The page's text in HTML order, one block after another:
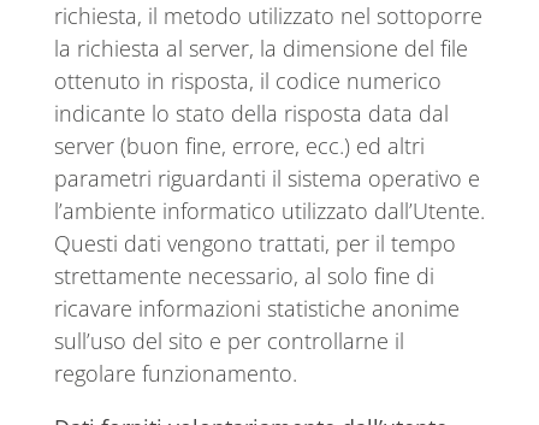
richiesta, il metodo utilizzato nel sottoporre
la richiesta al server, la dimensione del file
ottenuto in risposta, il codice numerico
indicante lo stato della risposta data dal
server (buon fine, errore, ecc.) ed altri
parametri riguardanti il sistema operativo e
l’ambiente informatico utilizzato dall’Utente.
Questi dati vengono trattati, per il tempo
strettamente necessario, al solo fine di
ricavare informazioni statistiche anonime
sull’uso del sito e per controllarne il
regolare funzionamento.